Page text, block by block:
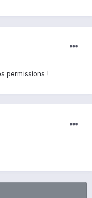
permissions !